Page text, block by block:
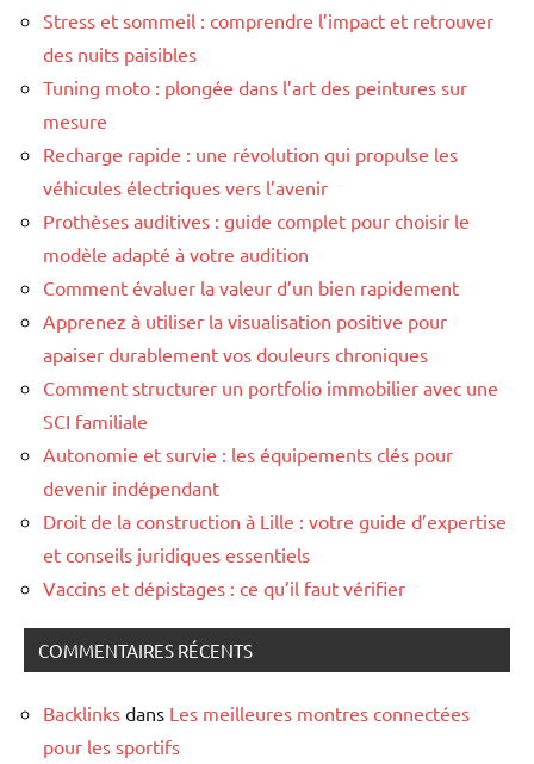
Stress et sommeil : comprendre l’impact et retrouver
des nuits paisibles
Tuning moto : plongée dans l’art des peintures sur
mesure
Recharge rapide : une révolution qui propulse les
véhicules électriques vers l’avenir
Prothèses auditives : guide complet pour choisir le
modèle adapté à votre audition
Comment évaluer la valeur d’un bien rapidement
Apprenez à utiliser la visualisation positive pour
apaiser durablement vos douleurs chroniques
Comment structurer un portfolio immobilier avec une
SCI familiale
Autonomie et survie : les équipements clés pour
devenir indépendant
Droit de la construction à Lille : votre guide d’expertise
et conseils juridiques essentiels
Vaccins et dépistages : ce qu’il faut vérifier
COMMENTAIRES RÉCENTS
Backlinks dans Les meilleures montres connectées
pour les sportifs